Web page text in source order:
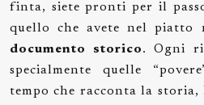
finta, siete pronti per il
quello che avete nel piatto
documento storico. Ogni
specialmente quelle
tempo che racconta la